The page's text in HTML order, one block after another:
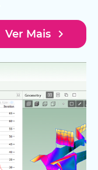
Ver Mais navigate_next